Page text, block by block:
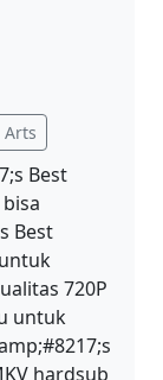
Best
Best
720P
untuk
hardsub